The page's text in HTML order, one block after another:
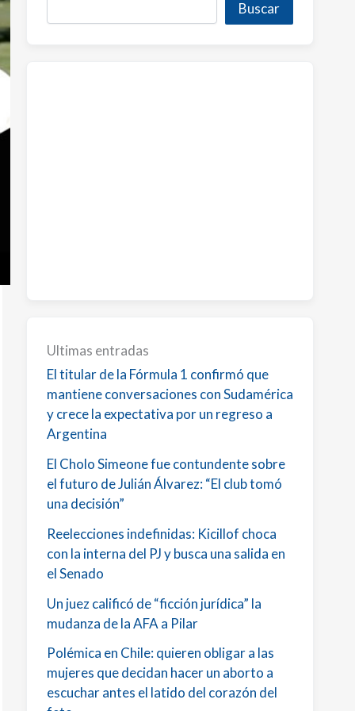
Buscar
Ultimas entradas
El titular de la Fórmula 1 confirmó que
mantiene conversaciones con Sudamérica
y crece la expectativa por un regreso a
Argentina
El Cholo Simeone fue contundente sobre
el futuro de Julián Álvarez: “El club tomó
una decisión”
Reelecciones indefinidas: Kicillof choca
con la interna del PJ y busca una salida en
el Senado
Un juez calificó de “ficción jurídica” la
mudanza de la AFA a Pilar
Polémica en Chile: quieren obligar a las
mujeres que decidan hacer un aborto a
escuchar antes el latido del corazón del